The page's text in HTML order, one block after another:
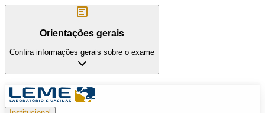
Orientações gerais
Confira informações gerais sobre o exame